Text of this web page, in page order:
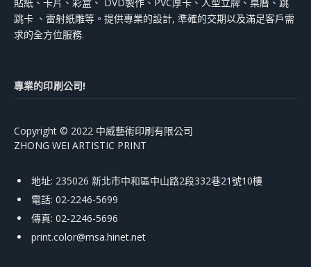
貼紙、卡片、彩盒、 DVD製作、PVC厚卡、人型立牌、桌曆、跳
跳卡 、雷射紙雕等。提供專業的設計, 準確的交期以及滿足客戶需
求的全方位服務.
專業的印刷公司!
Copyright © 2022 中威藝術印刷有限公司
ZHONG WEI ARTISTIC PRINT
地址: 235026 新北市中和區中山路2段332巷21號10樓
電話: 02-2246-5699
傳真: 02-2246-5696
print.color@msa.hinet.net